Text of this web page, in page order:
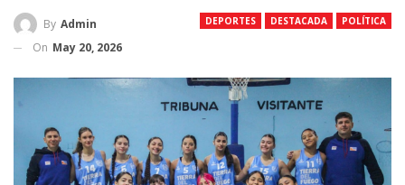
DEPORTES DESTACADA POLÍTICA
By Admin
On May 20, 2026